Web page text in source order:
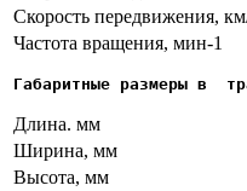
Скорость передвижения,
Частота вращения, мин-1
Габаритные размеры в
Длина. мм
Ширина, мм
Высота, мм